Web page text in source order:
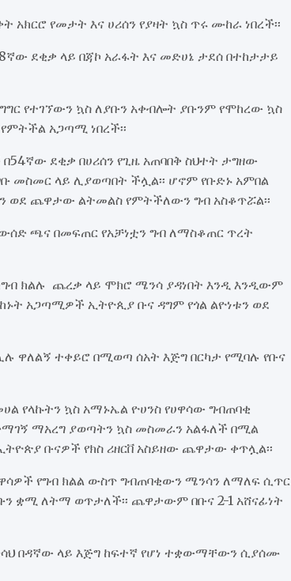
የመታት እና ሀሪሰን የያዛት ኳስ ጥሩ ሙከራ ነበረች፡፡
ደቂቃ ላይ በጃኮ አራፋት እና መድሀኔ ታደሰ በተከታታይ
የተገኘውን ኳስ ለያቡን አቀብሎት ያቡንም የሞከረው ኳስ
አጋጣሚ ነበረች፡፡
ደቂቃ በሀሪሰን የጊዜ አጠባበቅ ስህተት ታግዘው
መስመር ላይ ሊያወጣበት ችሏል፡፡ ሆኖም የቡድኑ አምበል
ወደ ጨዋታው ልትመልስ የምትችለውን ግብ አስቆጥሯል፡፡
ጫና በመፍጠር የአቻነቷን ግብ ለማስቆጠር ጥረት
ክልሉ ጨረቃ ላይ ሞክሮ ሜንሳ ያዳነበት እንዲ እንዲውም
አጋጣሚዎች ኢትዮጲያ ቡና ዳግም የጎል ልዮነቱን ወደ
ዋለልኝ ተቀይሮ በሚወጣ ሰአት እጅግ በርካታ የሚባሉ የቡና
የላኩትን ኳስ አማኑኤል ዮሀንስ የሀዋሳው ግብጠባቂ
ማአረግ ያወጣትን ኳስ መስመራን አልፋለች በሚል
ቡናዎች የክስ ሪዘርቨ አስይዘው ጨዋታው ቀጥሏል፡፡
የግብ ክልል ውስጥ ግብጠባቂውን ሜንሳን ለማለፍ ሲጥር
ለትማ ወጥታለች፡፡ ጨዋታውም በቡና 2-1 አሸናፊነት
በዳኛው ላይ እጅግ ከፍተኛ የሆነ ተቋውማቸውን ሲያሰሙ